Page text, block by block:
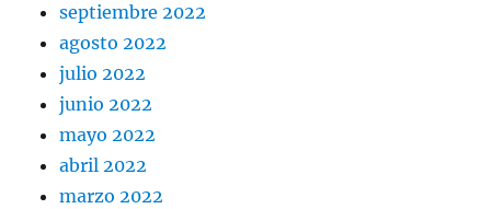
septiembre 2022
agosto 2022
julio 2022
junio 2022
mayo 2022
abril 2022
marzo 2022